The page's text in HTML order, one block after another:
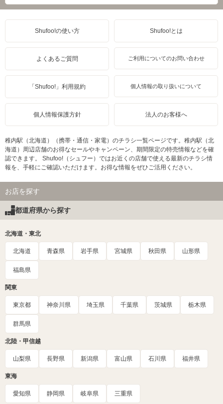
Shufoo!の使い方 Shufoo!とは
よくあるご質問 ご利用についてのお問い合わせ
「Shufoo!」利用規約 個人情報の取り扱いについて
個人情報保護方針 法人のお客様へ
稚内駅（北海道）（携帯・通信・家電）のチラシ一覧ページです。稚内駅（北
海道）周辺店舗のお得なセールやキャンペーン、期間限定の特売情報などを確
認できます。 Shufoo!（シュフー）ではお近くの店舗で使える最新のチラシ情
報を、手軽にご確認いただけます。お得な情報をぜひご活用ください。
お店を探す
都道府県から探す
北海道・東北
北海道 青森県 岩手県 宮城県 秋田県 山形県
福島県
関東
東京都 神奈川県 埼玉県 千葉県 茨城県 栃木県
群馬県
北陸・甲信越
山梨県 長野県 新潟県 富山県 石川県 福井県
東海
愛知県 静岡県 岐阜県 三重県